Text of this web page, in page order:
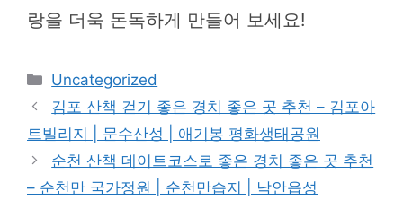
랑을 더욱 돈독하게 만들어 보세요!
카
테
리
Uncategorized
김포 산책 걷기 좋은 경치 좋은 곳 추천 – 김포아
트빌리지 | 문수산성 | 애기봉 평화생태공원
순천 산책 데이트코스로 좋은 경치 좋은 곳 추천
– 순천만 국가정원 | 순천만습지 | 낙안읍성